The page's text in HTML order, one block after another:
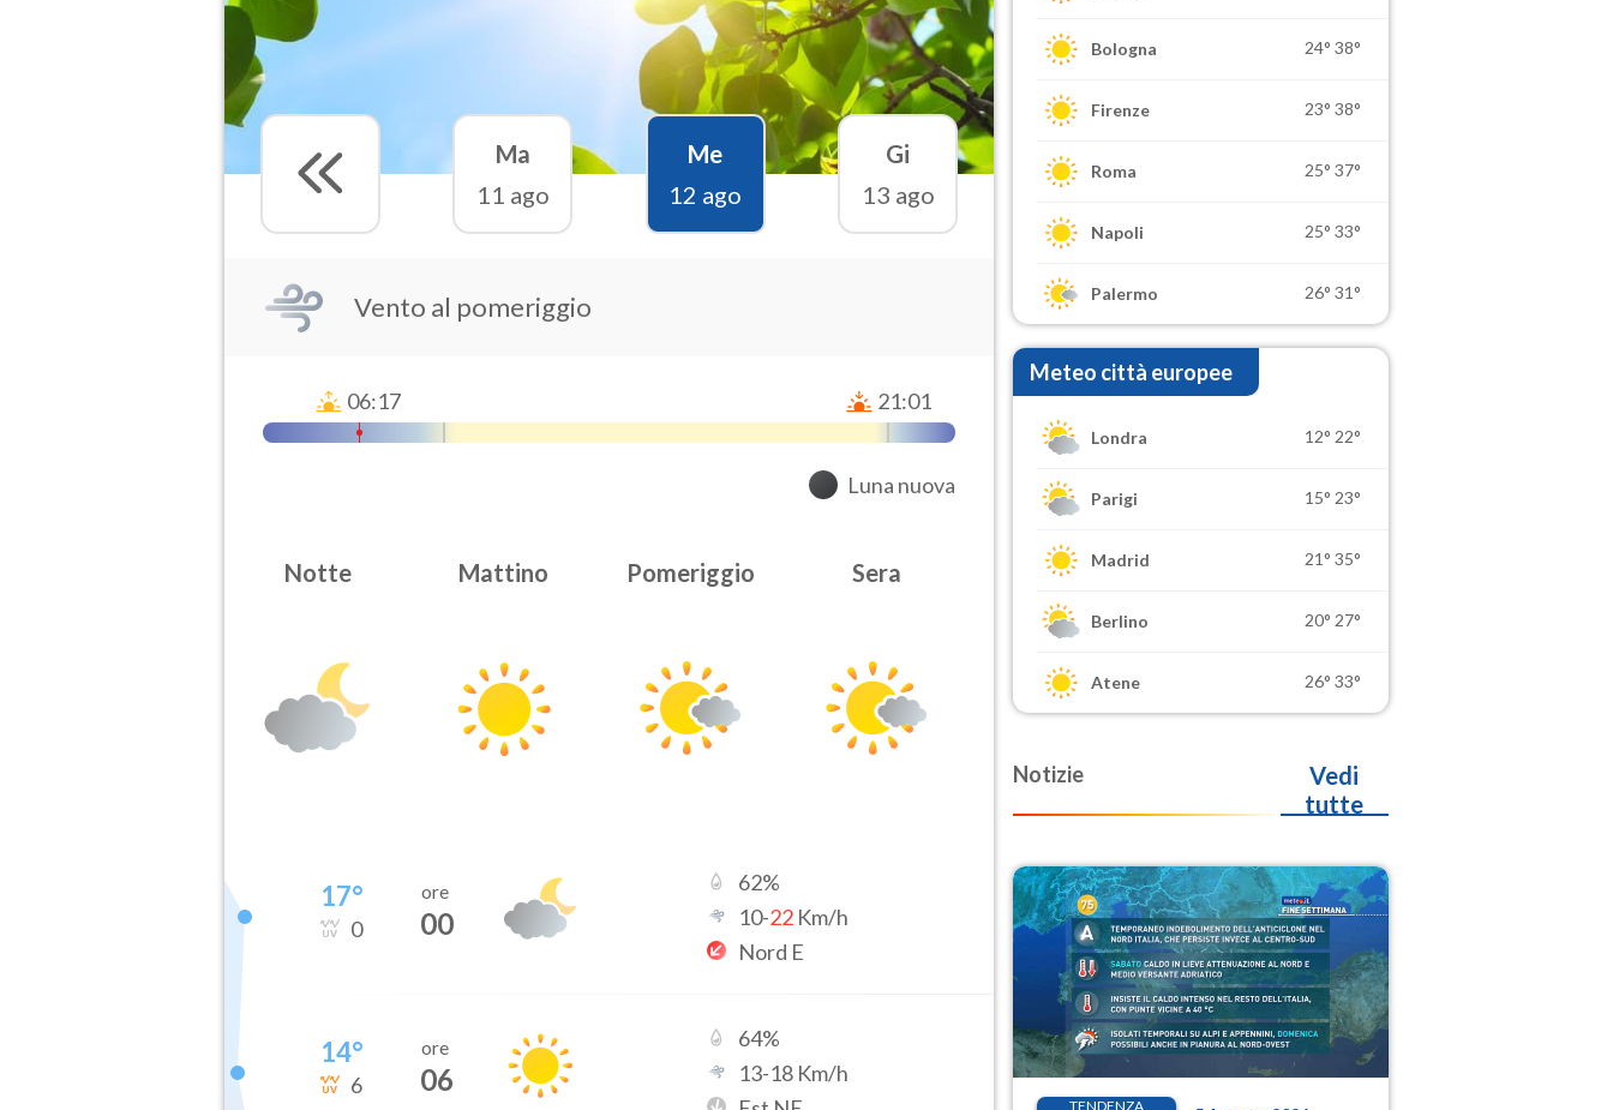
Ma
11 ago
Me
12 ago
Gi
13 ago
Vento al pomeriggio
06:17 21:01
Luna nuova
Notte Mattino Pomeriggio Sera
17°
0
ore
00
62%
10-22 Km/h
Nord E
14°
6
ore
06
64%
13-18 Km/h
Bologna 24° 38°
Firenze 23° 38°
Roma 25° 37°
Napoli 25° 33°
Palermo 26° 31°
Meteo città europee
Londra 12° 22°
Parigi 15° 23°
Madrid 21° 35°
Berlino 20° 27°
Atene 26° 33°
Notizie
Vedi
tutte
TENDENZA